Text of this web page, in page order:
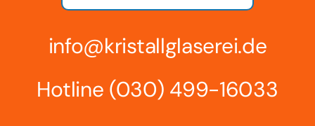
info@kristallglaserei.de
Hotline (030) 499-16033